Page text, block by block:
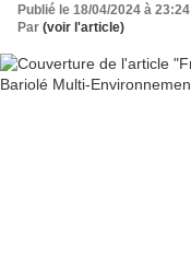
Publié le 18/04/2024 à 23:24
Par (voir l'article)